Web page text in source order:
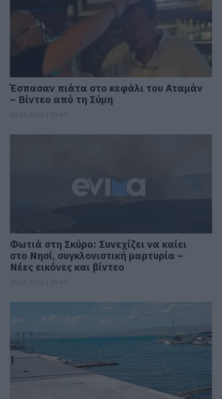
Έσπασαν πιάτα στο κεφάλι του Αταμάν
– Βίντεο από τη Σύμη
Φωτιά στη Σκύρο: Συνεχίζει να καίει
στο Νησί, συγκλονιστική μαρτυρία –
Νέες εικόνες και βίντεο